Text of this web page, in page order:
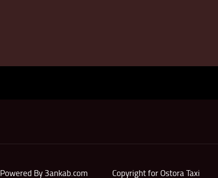
Copyright for Ostora Taxi
Powered By3ankab.com